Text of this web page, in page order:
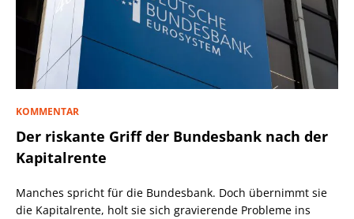
KOMMENTAR
Der riskante Griff der Bundesbank nach der
Kapitalrente
Manches spricht für die Bundesbank. Doch übernimmt sie
die Kapitalrente, holt sie sich gravierende Probleme ins